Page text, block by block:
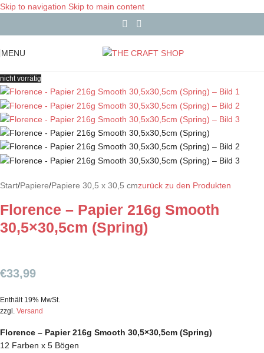
Skip to navigation Skip to main content
MENU
nicht vorrätig
Start/Papiere/Papiere 30,5 x 30,5 cmzurück zu den Produkten
Florence – Papier 216g Smooth
30,5×30,5cm (Spring)
€33,99
Enthält 19% MwSt.
zzgl. Versand
Florence – Papier 216g Smooth 30,5×30,5cm (Spring)
12 Farben x 5 Bögen